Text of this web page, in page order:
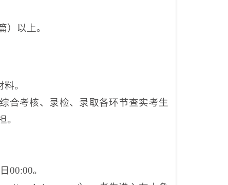
以上。
。
合考核、录检、录取各环节查实考生
。
00:00。